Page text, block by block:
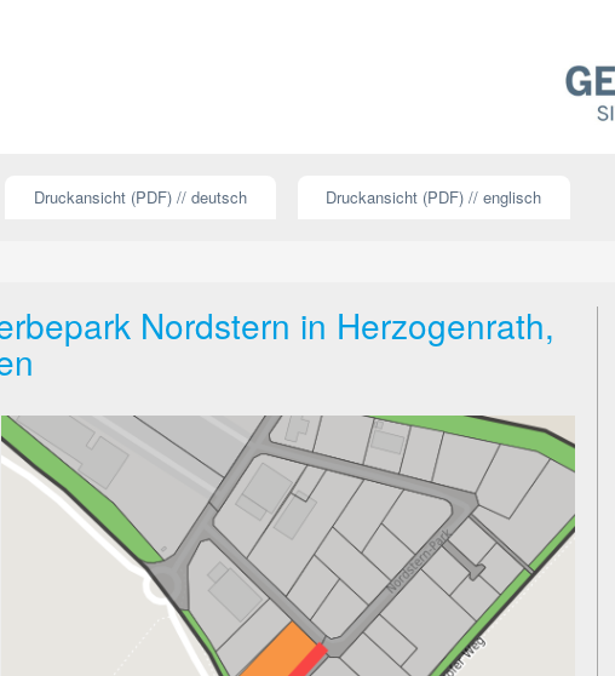
Druckansicht (PDF) // deutsch Druckansicht (PDF) // englisch
Nordstern in Herzogenrath,